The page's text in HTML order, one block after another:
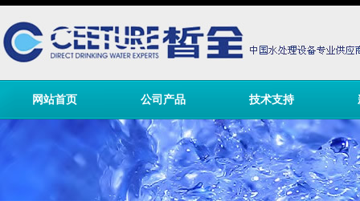
网站首页 公司产品 技术支持